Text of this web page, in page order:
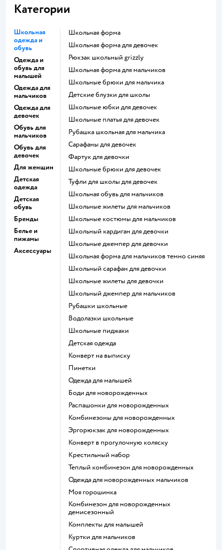
Категории
Школьная
одежда и
обувь
Одежда и
обувь для
малышей
Одежда для
мальчиков
Одежда для
девочек
Обувь для
мальчиков
Обувь для
девочек
Для женщин
Детская
одежда
Детская
обувь
Бренды
Белье и
пижамы
Аксессуары
Школьная форма
Школьная форма для девочек
Рюкзак школьный grizzly
Школьная форма для мальчиков
Школьные брюки для мальчика
Детские блузки для школы
Школьные юбки для девочек
Школьные платья для девочек
Рубашка школьная для мальчика
Сарафаны для девочек
Фартук для девочки
Школьные брюки для девочек
Туфли для школы для девочек
Школьная обувь для мальчиков
Школьные жилеты для мальчиков
Школьные костюмы для мальчиков
Школьный кардиган для девочки
Школьные джемпер для девочки
Школьная форма для мальчиков темно синяя
Школьный сарафан для девочки
Школьные жилеты для девочки
Школьный джемпер для мальчиков
Рубашки школьные
Водолазки школьные
Школьные пиджаки
Детская одежда
Конверт на выписку
Пинетки
Одежда для малышей
Боди для новорожденных
Распашонки для новорожденных
Комбинезоны для новорожденных
Эргорюкзак для новорожденных
Конверт в прогулочную коляску
Крестильный набор
Теплый комбинезон для новорожденных
Одежда для новорожденных мальчиков
Моя горошинка
Комбинезон для новорожденных
демисезонный
Комплекты для малышей
Куртки для мальчиков